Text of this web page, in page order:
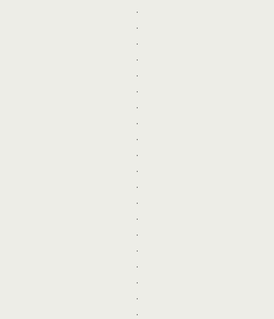
.
.
.
.
.
.
.
.
.
.
.
.
.
.
.
.
.
.
.
.